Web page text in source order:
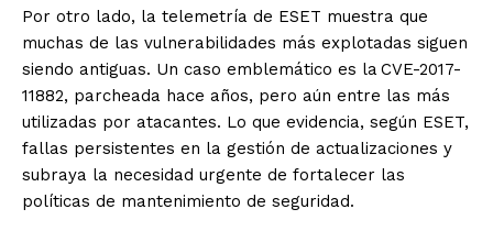
Por otro lado, la telemetría de ESET muestra que
muchas de las vulnerabilidades más explotadas siguen
siendo antiguas. Un caso emblemático es la CVE-2017-
11882, parcheada hace años, pero aún entre las más
utilizadas por atacantes. Lo que evidencia, según ESET,
fallas persistentes en la gestión de actualizaciones y
subraya la necesidad urgente de fortalecer las
políticas de mantenimiento de seguridad.